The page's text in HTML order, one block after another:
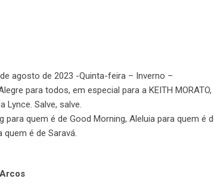
agosto de 2023 -Quinta-feira – Inverno –
para todos, em especial para a KEITH MORATO,
Lynce. Salve, salve.
para quem é de Good Morning, Aleluia para quem é
quem é de Saravá.